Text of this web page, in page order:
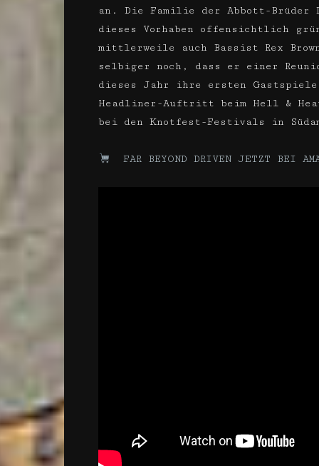
an. Die Familie der Abbott-Brüder
dieses Vorhaben offensichtlich
mittlerweile auch Bassist Rex
selbiger noch, dass er einer
dieses Jahr ihre ersten Gastspiele
Headliner-Auftritt beim Hell &
bei den Knotfest-Festivals in
FAR BEYOND DRIVEN JETZT BEI